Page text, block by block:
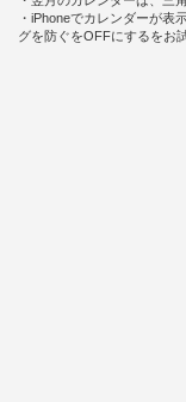
・iPhoneでカレンダーが
グを防ぐをOFFにするをお